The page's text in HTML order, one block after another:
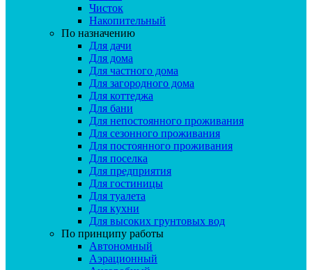
Чисток
Накопительный
По назначению
Для дачи
Для дома
Для частного дома
Для загородного дома
Для коттеджа
Для бани
Для непостоянного проживания
Для сезонного проживания
Для постоянного проживания
Для поселка
Для предприятия
Для гостиницы
Для туалета
Для кухни
Для высоких грунтовых вод
По принципу работы
Автономный
Аэрационный